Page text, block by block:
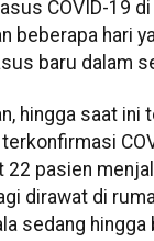
COVID-19
beberapa hari
baru dalam
hingga saat
22 pasien
dirawat di
sedang hingga